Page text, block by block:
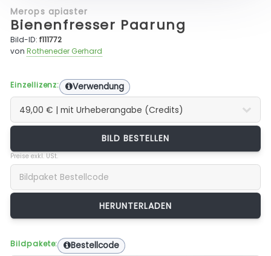
Merops apiaster
Bienenfresser Paarung
Bild-ID:f111772
vonRotheneder Gerhard
Einzellizenz: Verwendung
BILD BESTELLEN
Preise exkl. USt.
Bildpakete: Bestellcode